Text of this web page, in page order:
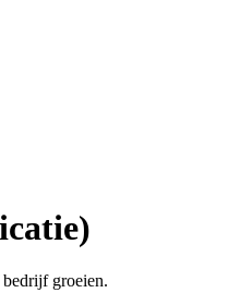
groeien.